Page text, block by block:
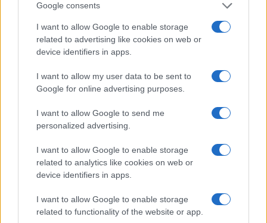
Google consents
I want to allow Google to enable storage
related to advertising like cookies on web or
device identifiers in apps.
I want to allow my user data to be sent to
Google for online advertising purposes.
I want to allow Google to send me
personalized advertising.
I want to allow Google to enable storage
related to analytics like cookies on web or
device identifiers in apps.
I want to allow Google to enable storage
related to functionality of the website or app.
pop-up nei vicoli del Quartieri Spagnoli per
promuovere giovani designer; è editorialista
moda che cura rubriche su artigianato e
tendenze locali. Nato a Napoli, conserva
bozze di pattern e appunti presi nelle sartorie